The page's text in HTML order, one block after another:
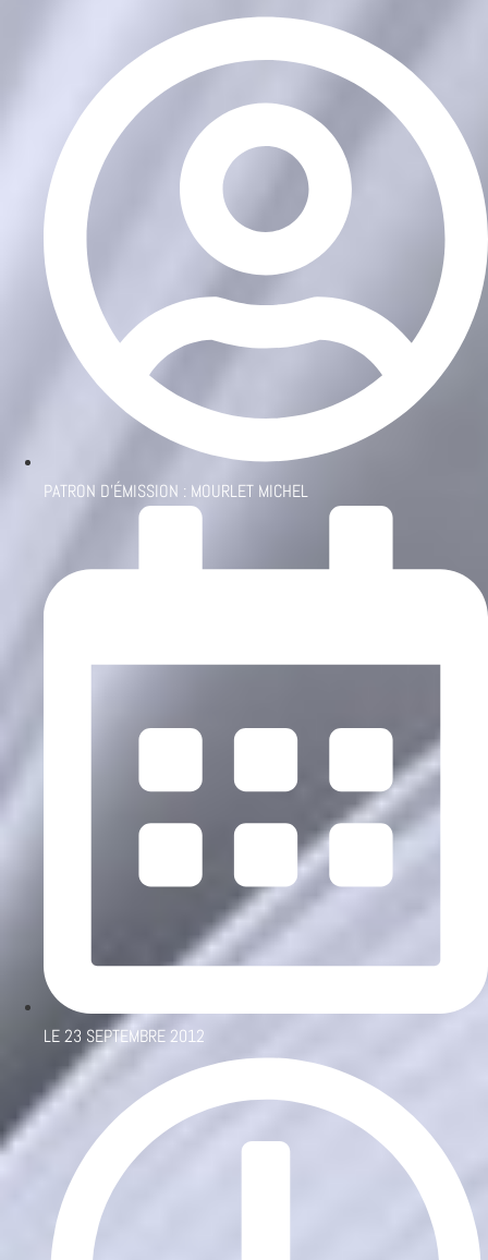
PATRON D'ÉMISSION : MOURLET MICHEL
LE23 SEPTEMBRE 2012